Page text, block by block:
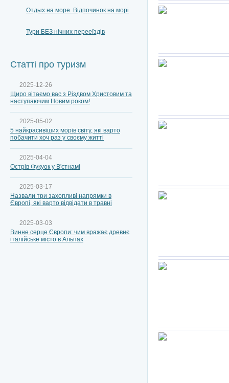
Отдых на море. Відпочинок на морі
Тури БЕЗ нічних перееїздів
Статті про туризм
2025-12-26
Щиро вітаємо вас з Різдвом Христовим та
наступаючим Новим роком!
2025-05-02
5 найкрасивіших морів світу, які варто
побачити хоч раз у своєму житті
2025-04-04
Острів Фукуок у В'єтнамі
2025-03-17
Назвали три захопливі напрямки в
Європі, які варто відвідати в травні
2025-03-03
Винне серце Європи: чим вражає древнє
італійське місто в Альпах